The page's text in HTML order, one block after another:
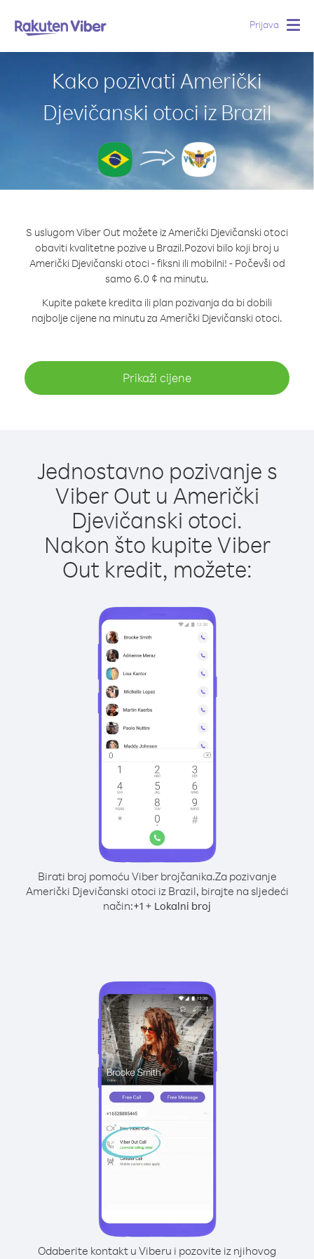
Prijava
Kako pozivati Američki
Djevičanski otoci iz Brazil
S uslugom Viber Out možete iz Američki Djevičanski otoci
obaviti kvalitetne pozive u Brazil.Pozovi bilo koji broj u
Američki Djevičanski otoci - fiksni ili mobilni! - Počevši od
samo 6.0 ¢ na minutu.
Kupite pakete kredita ili plan pozivanja da bi dobili
najbolje cijene na minutu za Američki Djevičanski otoci.
Prikaži cijene
Jednostavno pozivanje s
Viber Out u Američki
Djevičanski otoci.
Nakon što kupite Viber
Out kredit, možete:
Birati broj pomoću Viber brojčanika.Za pozivanje
Američki Djevičanski otoci iz Brazil, birajte na sljedeći
način:+1 + Lokalni broj
Odaberite kontakt u Viberu i pozovite iz njihovog